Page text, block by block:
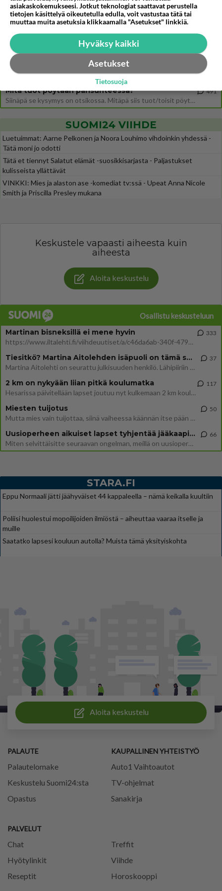
Ernest Lawson täräytti erikoisen heiton TTK-lehdistötilaisuudessa: " Onko tässä tarkoituksena...?"
664
TTK tulee taas tänä syksynä. Ohjelman uudet tähtioppilaat julkistetaan torstaina 6. elokuuta klo 14 alkavassa lehdistö
Mitä tuot pöytään parisuhteessa?
Siinäpä se kysymys on otsikossa. Mitäpä siis tuot/toisit pöytään parisuhteessa? Oletko mies vai nainen? Koetko sen mitä
491
SUOMI24 VIIHDE
Luetuimmat: Aarne Pelkonen ja Noora Louhimo vihdoinkin yhdessä -
Tätä moni jo odotti
Tätä et tiennyt Salatut elämät -suosikkisarjasta - Paljastukset
kulisseista yllättävät
VINKKI: Mies ja alaston ase -komediat tv:ssä - Upeat Anna Nicole
Smith ja Priscilla Presley mukana
Keskustele vapaasti aiheesta kuin
aiheesta
Aloita keskustelu
Osallistu keskusteluun
Martinan bisneksillä ei mene hyvin
https://www.iltalehti.fi/viihdeuutiset/a/c46da6ab-340f-4790-aaa7-0865eed2336 Yrityksen konkurssihakemus on tullut kärä
333
Tiesitkö? Martina Aitolehden isäpuoli on tämä suosittu laulaja
Martina Aitolehti on seurattu julkisuuden henkilö. Lähipiiriin mahtuu muitakin tunnettuja henkilöitä. Tiesitkö, että Ma
37
2 km on nykyään liian pitkä koulumatka
Hesarissa päivitellään lapset joutuu nyt kulkemaan 2 km kouluun jösses. Ruostefillarilla tuo matka menee vaikka miten äk
117
Miesten tuijotus
Mutta mies vain tuijottaa, siinä vaiheessa käännän itse pään pois. Mikä juttu? Yleensä jos joku tuijottaa tai katsoo, hä
50
Uusioperheen aikuiset lapset tyhjentää jääkaapin käydessään
Miten selvittäisitte seuraavan ongelman, meillä on uusioperhe, minulla teini-ikäiset lapset ja puolisolla aikuiset, jotk
66
STARA.FI
Eppu Normaali jätti jäähyväiset 44 kappaleella – nämä keikalla kuultiin
Poliisi huolestui mopoilijoiden ilmiöstä – aiheuttaa vaaraa itselle ja
muille
Saatatko lapsesi kouluun autolla? Muista tämä yksityiskohta
Aloita keskustelu
PALAUTE
Palautelomake
Keskustelu Suomi24:sta
Opastus
PALVELUT
Chat
Treffit
Hyötylinkit
Viihde
Reseptit
Horoskooppi
KAUPALLINEN YHTEISTYÖ
Auto1 Vaihtoautot
TV-ohjelmat
Sanakirja
asiakaskokemukseesi. Jotkut teknologiat saattavat perustella
tietojen käsittelyä oikeutetulla edulla, voit vastustaa tätä tai
muuttaa muita asetuksia klikkaamalla "Asetukset" linkkiä.
Hyväksy kaikki
Asetukset
Tietosuoja